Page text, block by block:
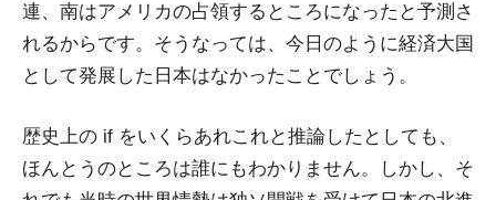
連、南はアメリカの占領するところになったと予測さ
れるからです。そうなっては、今日のように経済大国
として発展した日本はなかったことでしょう。
歴史上の if をいくらあれこれと推論したとしても、
ほんとうのところは誰にもわかりません。しかし、そ